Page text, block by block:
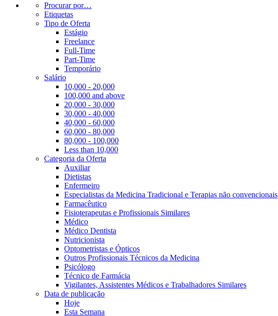
Procurar por…
Etiquetas
Tipo de Oferta
Estágio
Freelance
Full-Time
Part-Time
Temporário
Salário
10,000 - 20,000
100,000 and above
20,000 - 30,000
30,000 - 40,000
40,000 - 60,000
60,000 - 80,000
80,000 - 100,000
Less than 10,000
Categoria da Oferta
Auxiliar
Dietistas
Enfermeiro
Especialistas da Medicina Tradicional e Terapias não convencionais
Farmacêutico
Fisioterapeutas e Profissionais Similares
Médico
Médico Dentista
Nutricionista
Optometristas e Ópticos
Outros Profissionais Técnicos da Medicina
Psicólogo
Técnico de Farmácia
Vigilantes, Assistentes Médicos e Trabalhadores Similares
Data de publicação
Hoje
Esta Semana